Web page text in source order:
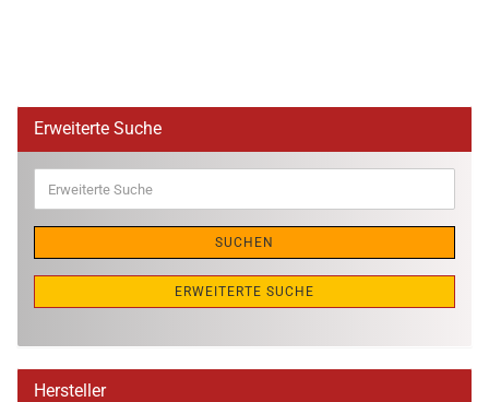
Erweiterte Suche
Suche
SUCHEN
ERWEITERTE SUCHE
Hersteller